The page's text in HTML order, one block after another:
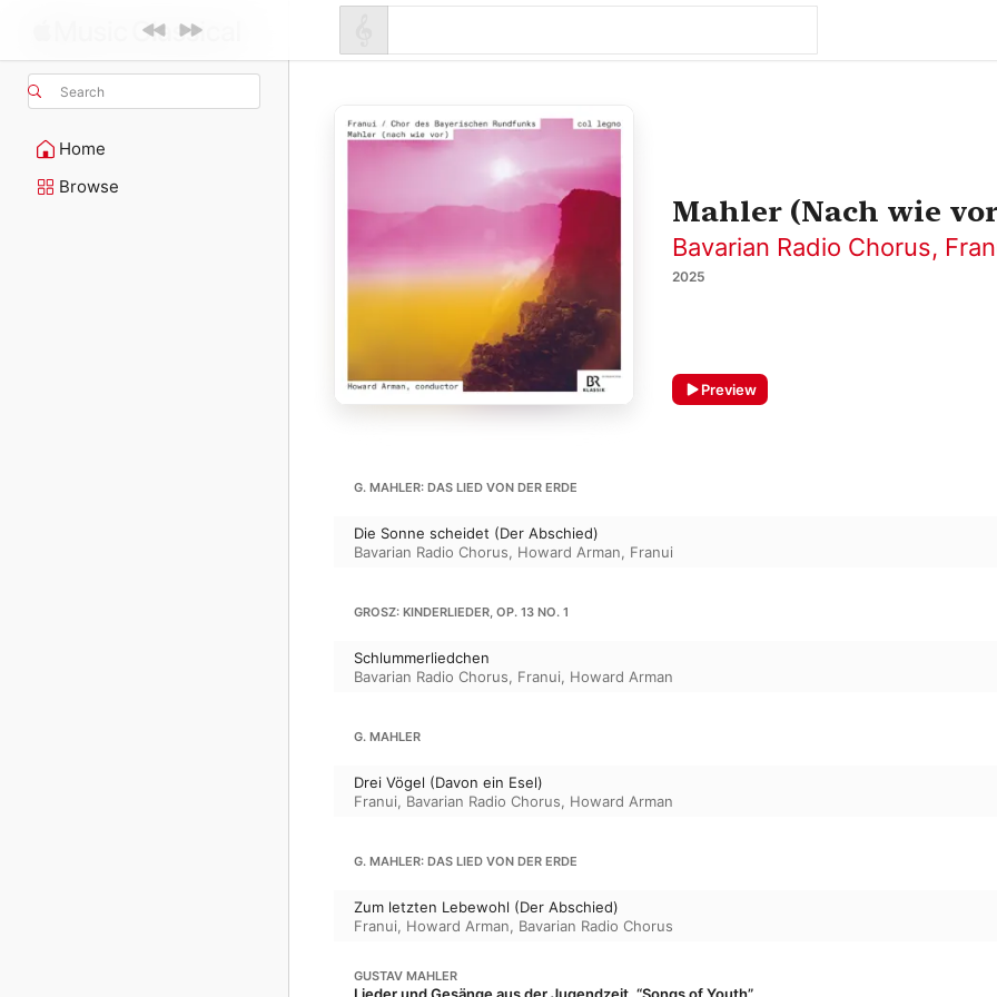
Search
Home
Browse
Mahler (Nach wie
Bavarian Radio Chorus,
2025
Preview
G. MAHLER: DAS LIED VON DER ERDE
Die Sonne scheidet (Der Abschied)
Bavarian Radio Chorus, Howard Arman, Franui
GROSZ: KINDERLIEDER, OP. 13 NO. 1
Schlummerliedchen
Bavarian Radio Chorus, Franui, Howard Arman
G. MAHLER
Drei Vögel (Davon ein Esel)
Franui, Bavarian Radio Chorus, Howard Arman
G. MAHLER: DAS LIED VON DER ERDE
Zum letzten Lebewohl (Der Abschied)
Franui, Howard Arman, Bavarian Radio Chorus
GUSTAV MAHLER